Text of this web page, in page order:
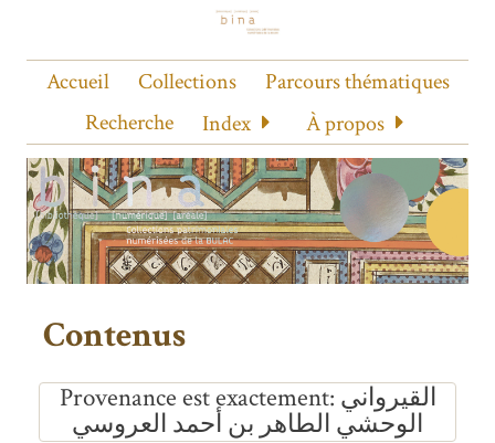
Accueil Collections
Parcours thématiques
Recherche
Index À propos
Contenus
Provenance est exactement القيرواني
الوحشي الطاهر بن أحمد العروسي